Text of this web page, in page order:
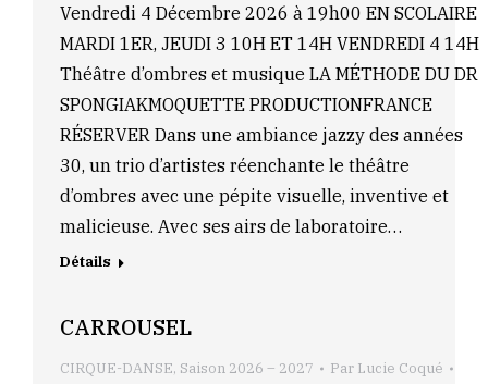
Vendredi 4 Décembre 2026 à 19h00 EN SCOLAIRE
MARDI 1ER, JEUDI 3 10H ET 14H VENDREDI 4 14H
Théâtre d’ombres et musique LA MÉTHODE DU DR
SPONGIAKMOQUETTE PRODUCTIONFRANCE
RÉSERVER Dans une ambiance jazzy des années
30, un trio d’artistes réenchante le théâtre
d’ombres avec une pépite visuelle, inventive et
malicieuse. Avec ses airs de laboratoire…
Détails
CARROUSEL
CIRQUE-DANSE, Saison 2026 – 2027 Par Lucie Coqué